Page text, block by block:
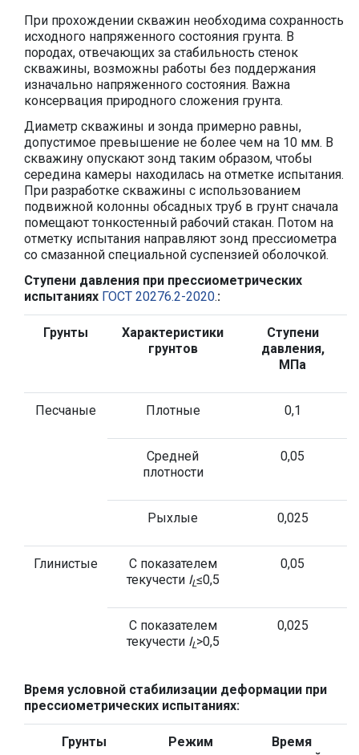
При прохождении скважин необходима сохранность
исходного напряженного состояния грунта. В
породах, отвечающих за стабильность стенок
скважины, возможны работы без поддержания
изначально напряженного состояния. Важна
консервация природного сложения грунта.
Диаметр скважины и зонда примерно равны,
допустимое превышение не более чем на 10 мм. В
скважину опускают зонд таким образом, чтобы
середина камеры находилась на отметке испытания.
При разработке скважины с использованием
подвижной колонны обсадных труб в грунт сначала
помещают тонкостенный рабочий стакан. Потом на
отметку испытания направляют зонд прессиометра
со смазанной специальной суспензией оболочкой.
Ступени давления при прессиометрических
испытаниях ГОСТ 20276.2-2020.:
Грунты
Характеристики
грунтов
Ступени
давления,
МПа
Песчаные Плотные 0,1
Средней
плотности
0,05
Рыхлые 0,025
Глинистые
С показателем
текучести IL≤0,5
0,05
С показателем
текучести IL >0,5
0,025
Время условной стабилизации деформации при
прессиометрических испытаниях:
Грунты
Режим
Время